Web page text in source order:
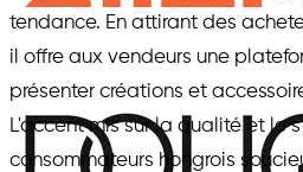
tendance. En attirant des
il offre aux vendeurs une
présenter créations et
L'accent mis sur la qualité et le
consommateurs hongrois